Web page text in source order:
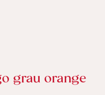
grau orange